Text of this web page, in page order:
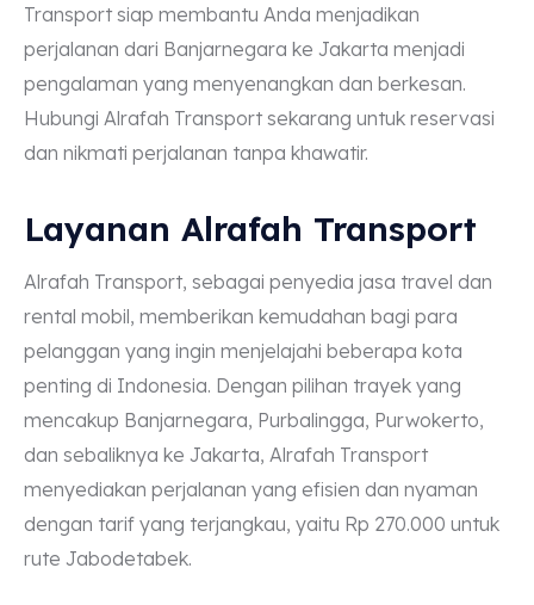
Transport siap membantu Anda menjadikan
perjalanan dari Banjarnegara ke Jakarta menjadi
pengalaman yang menyenangkan dan berkesan.
Hubungi Alrafah Transport sekarang untuk reservasi
dan nikmati perjalanan tanpa khawatir.
Layanan Alrafah Transport
Alrafah Transport, sebagai penyedia jasa travel dan
rental mobil, memberikan kemudahan bagi para
pelanggan yang ingin menjelajahi beberapa kota
penting di Indonesia. Dengan pilihan trayek yang
mencakup Banjarnegara, Purbalingga, Purwokerto,
dan sebaliknya ke Jakarta, Alrafah Transport
menyediakan perjalanan yang efisien dan nyaman
dengan tarif yang terjangkau, yaitu Rp 270.000 untuk
rute Jabodetabek.